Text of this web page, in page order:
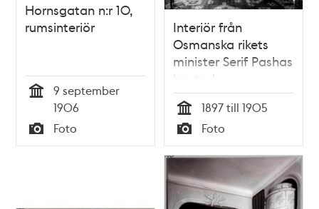
Hornsgatan n:r 10,
rumsinteriör
9 september
1906
Typ
Foto
Interiör från
Osmanska rikets
minister Serif Pashas
bostad,
Kommendörsgatan
32
Tid
1897 till 1905
Typ
Foto